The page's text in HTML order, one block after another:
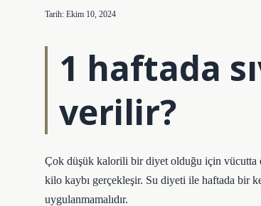
Tarih: Ekim 10, 2024
1 haftada
verilir?
Çok düşük kalorili bir diyet olduğu için vücutta
kilo kaybı gerçekleşir. Su diyeti ile haftada bir
uygulanmamalıdır.